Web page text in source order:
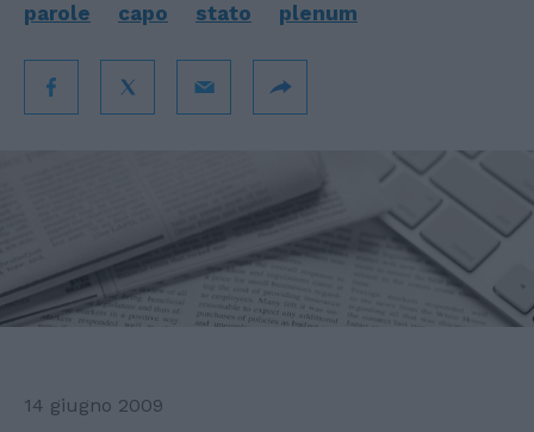
parole capo stato plenum
14 giugno 2009